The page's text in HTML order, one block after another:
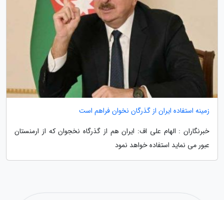
زمینه استفاده ایران از گذرگان نخوان فراهم است
خبرنگاران : الهام علی اف: ایران هم از گذرگاه نخجوان که از ارمنستان
عبور می نماید استفاده خواهد نمود